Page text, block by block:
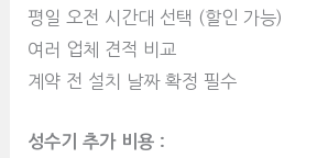
평일 오전 시간대 선택 (할인 가능)
여러 업체 견적 비교
계약 전 설치 날짜 확정 필수
성수기 추가 비용 :